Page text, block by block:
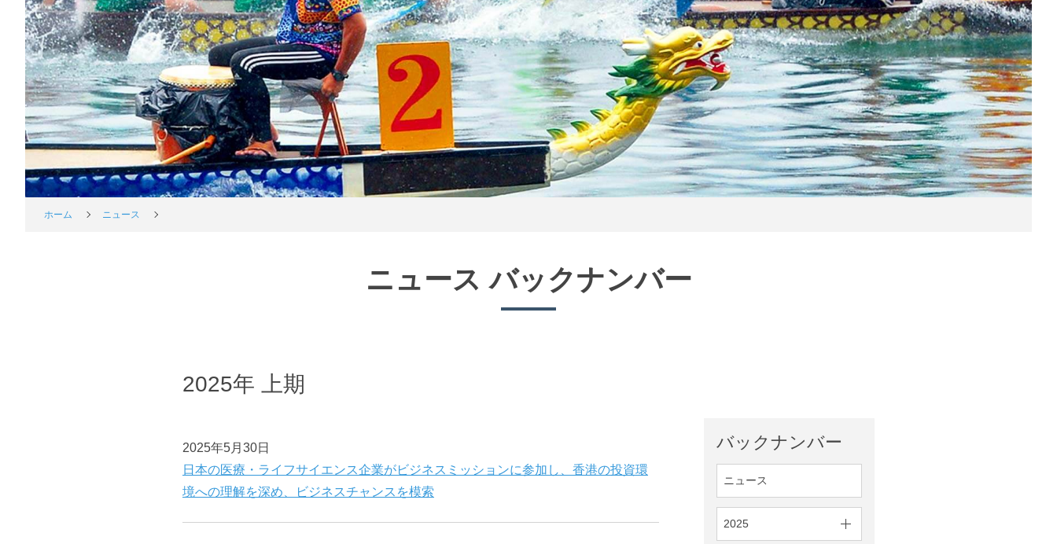
ホーム ニュース
ニュース バックナンバー
2025年 上期
バックナンバー
ニュース
2025
2025年5月30日
日本の医療・ライフサイエンス企業がビジネスミッションに参加し、香港の投資環
境への理解を深め、ビジネスチャンスを模索